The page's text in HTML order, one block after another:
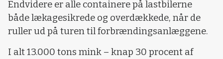
Endvidere er alle containere på lastbilerne
både lækagesikrede og overdækkede, når de
ruller ud på turen til forbrændingsanlæggene.
I alt 13.000 tons mink – knap 30 procent af